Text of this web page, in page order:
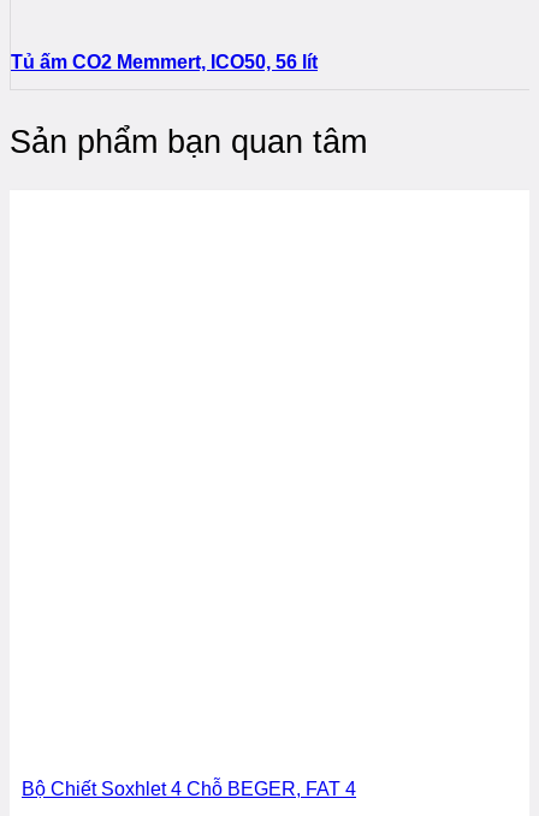
Tủ ấm CO2 Memmert, ICO50, 56 lít
Sản phẩm bạn quan tâm
Bộ Chiết Soxhlet 4 Chỗ BEGER, FAT 4